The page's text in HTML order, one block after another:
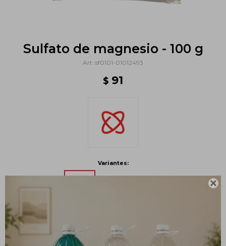

Sulfato de magnesio - 100 g
sf0101-01012493
$ 91
Variantes: